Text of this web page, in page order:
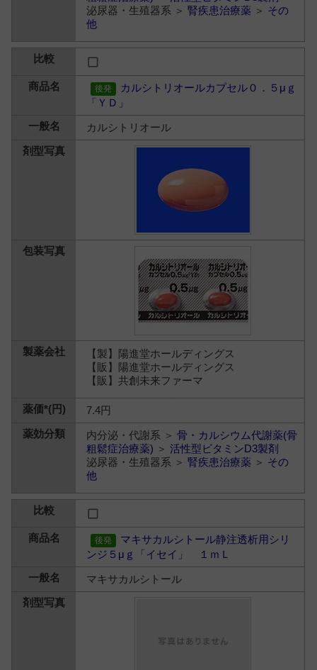
泌尿器・生殖器系 ＞腎疾患治療薬 ＞ その
他
カルシトリオールカプセル０．５μｇ
「ＹＤ」
カルシトリオール
【製】陽進堂ホールディングス
【販】陽進堂ホールディングス
【販】共創未来ファーマ
7.4円
内分泌・代謝系 ＞骨・カルシウム代謝薬(骨
粗鬆症治療薬) ＞活性型ビタミンD3製剤
泌尿器・生殖器系 ＞腎疾患治療薬 ＞ その
他
マキサカルシトール静注透析用シリ
ンジ５μｇ「イセイ」 １ｍＬ
マキサカルシトール